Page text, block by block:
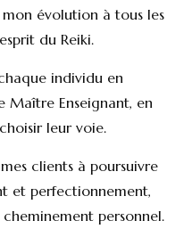
évolution à tous les
du Reiki.
individu en
Enseignant, en
leur voie.
clients à poursuivre
et perfectionnement,
personnel.